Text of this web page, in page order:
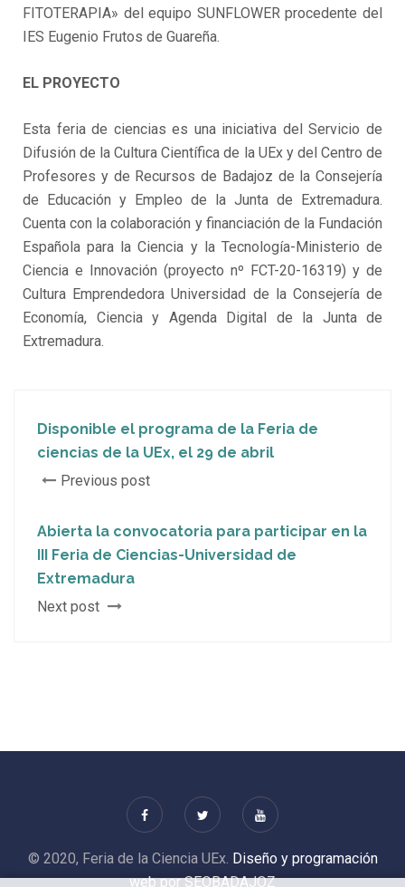
FITOTERAPIA» del equipo SUNFLOWER procedente del
IES Eugenio Frutos de Guareña.
EL PROYECTO
Esta feria de ciencias es una iniciativa del Servicio de
Difusión de la Cultura Científica de la UEx y del Centro de
Profesores y de Recursos de Badajoz de la Consejería
de Educación y Empleo de la Junta de Extremadura.
Cuenta con la colaboración y financiación de la Fundación
Española para la Ciencia y la Tecnología-Ministerio de
Ciencia e Innovación (proyecto nº FCT-20-16319) y de
Cultura Emprendedora Universidad de la Consejería de
Economía, Ciencia y Agenda Digital de la Junta de
Extremadura.
Disponible el programa de la Feria de
ciencias de la UEx, el 29 de abril
Previous post
Abierta la convocatoria para participar en la
III Feria de Ciencias-Universidad de
Extremadura
Next post
© 2020, Feria de la Ciencia UEx. Diseño y programación
web por SEOBADAJOZ